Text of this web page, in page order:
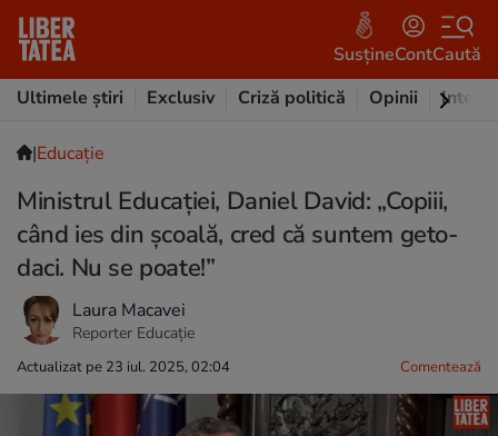
SusțineContCaută
Ultimele știri
Exclusiv Criză politică Opinii
|Educație
Ministrul Educației, Daniel David: „Copiii,
când ies din școală, cred că suntem geto-
daci. Nu se poate!”
Laura Macavei
Reporter Educație
Actualizat pe 23 iul. 2025, 02:04 Comentează